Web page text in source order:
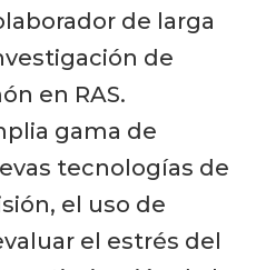
de larga
de
en RAS.
gama de
tecnologías de
el uso de
el estrés del